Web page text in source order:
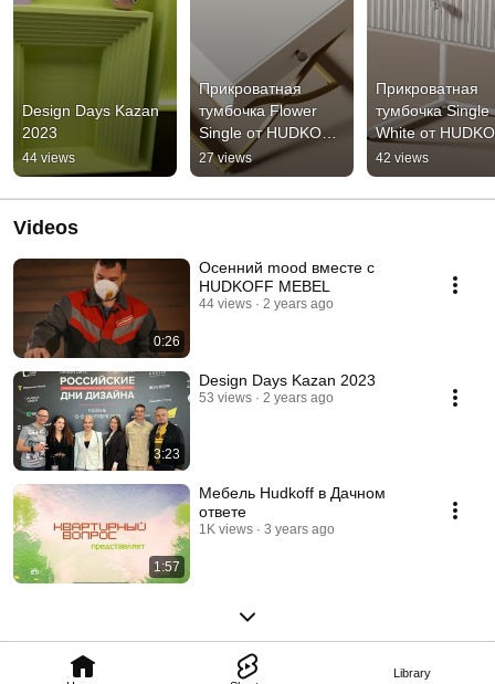
Library
Design Days Kazan
2023
44 views
Прикроватная
тумбочка Flower
Single от HUDKOFF
| Ozon
27 views
Прикроватная
тумбочка Single
White от
| Ozon
42 views
Videos
0:26
Осенний mood вместе с
HUDKOFF MEBEL
44 views 2 years ago
3:23
Design Days Kazan 2023
53 views 2 years ago
1:57
Мебель Hudkoff в Дачном
ответе
1K views 3 years ago